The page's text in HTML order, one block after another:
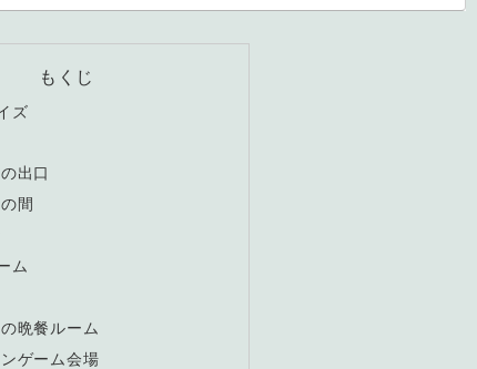
もくじ
ズ
出口
間
ム
晩餐ルーム
ンゲーム会場